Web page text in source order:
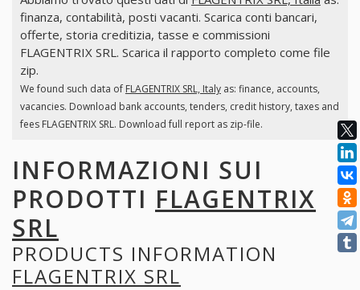
finanza, contabilità, posti vacanti. Scarica conti bancari,
offerte, storia creditizia, tasse e commissioni
FLAGENTRIX SRL. Scarica il rapporto completo come file
zip.
We found such data of FLAGENTRIX SRL, Italyas: finance, accounts,
vacancies. Download bank accounts, tenders, credit history, taxes and
fees FLAGENTRIX SRL. Download full report as zip-file.
INFORMAZIONI SUI
PRODOTTI FLAGENTRIX
SRL
PRODUCTS INFORMATION
FLAGENTRIX SRL